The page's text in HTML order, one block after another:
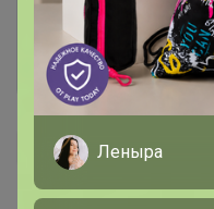
Войти
Леныра